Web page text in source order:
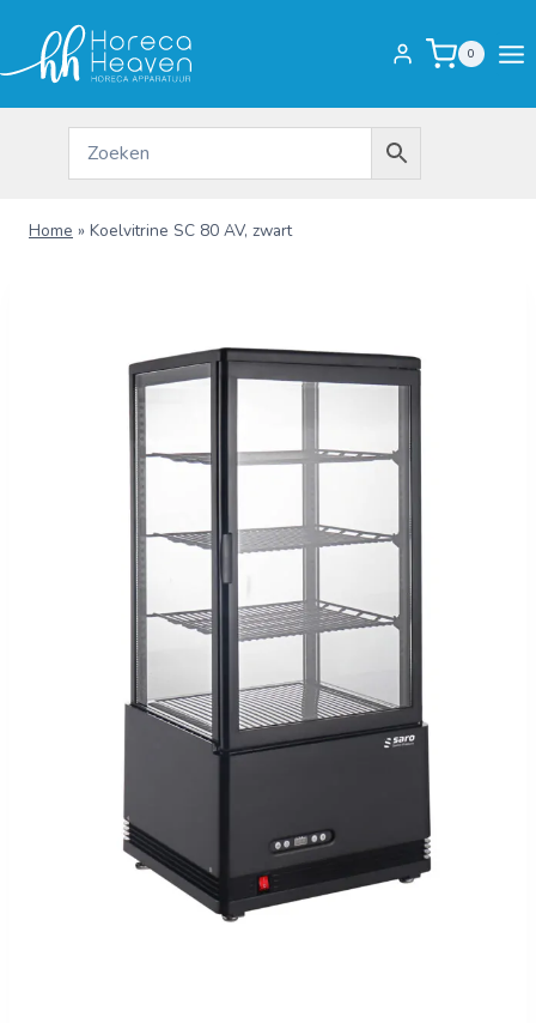
inhoud
0
Home » Koelvitrine SC 80 AV, zwart